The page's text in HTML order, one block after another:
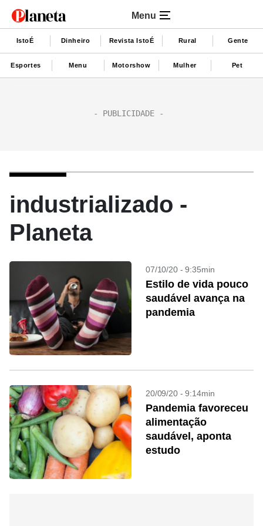
Menu
IstoÉ Dinheiro Revista IstoÉ Rural Gente
Esportes Menu Motorshow Mulher Pet
industrializado -
Planeta
07/10/20 - 9:35min
Estilo de vida pouco
saudável avança na
pandemia
20/09/20 - 9:14min
Pandemia favoreceu
alimentação
saudável, aponta
estudo